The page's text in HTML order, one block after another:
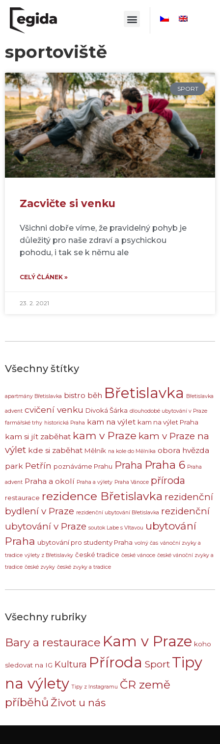
sportoviště
SPORT
Zacvičte si venku
Všichni dobře víme, že pravidelný pohyb je
důležitý pro naše zdraví a psychickou
pohodu, i tak se k němu ale
CELÝ ČLÁNEK »
23. 2. 2021
Všechny štítky
apartmány Břetislavka bistro běh Břetislavka Břetislavka
advent cvičení venku Divoká Šárka dlouhodobé ubytování v Praze
farmářské trhy historická Praha kam na výlet kam na výlet Praha
kam si jít zaběhat kam v Praze kam v Praze na
výlet kde si zaběhat Mělník na kole do Mělníka obora hvězda
park Petřín poznáváme Prahu Praha Praha 6 Praha
advent Praha a okolí Praha a výlety Praha Vánoce příroda
restaurace rezidence Břetislavka rezidenční
bydlení v Praze rezidenční ubytování Břetislavka rezidenční
ubytování v Praze soutok Labe s Vltavou ubytování
Praha ubytování pro studenty Praha volný čas vánoční zvyky a
tradice výlety z Břetislavky české tradice české vánoce české vánoční zvyky a
tradice české zvyky české zvyky a tradice
Všechny rubriky
Bary a restaurace Kam v Praze koho
sledovat na IG Kultura Příroda Sport Tipy
na výlety Tipy z Instagramu ČR země
příběhů Život u nás